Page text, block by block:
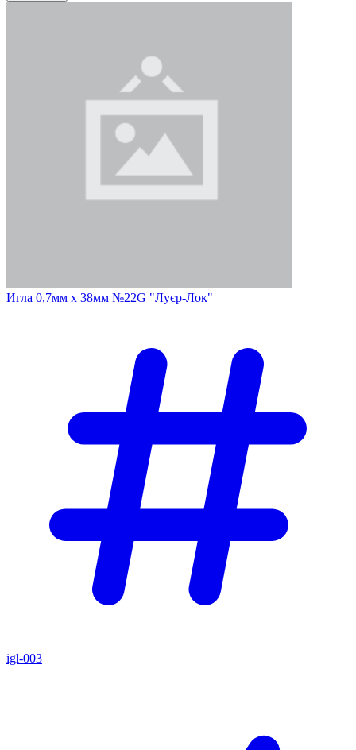
Игла 0,7мм х 38мм №22G "Луєр-Лок"
igl-003